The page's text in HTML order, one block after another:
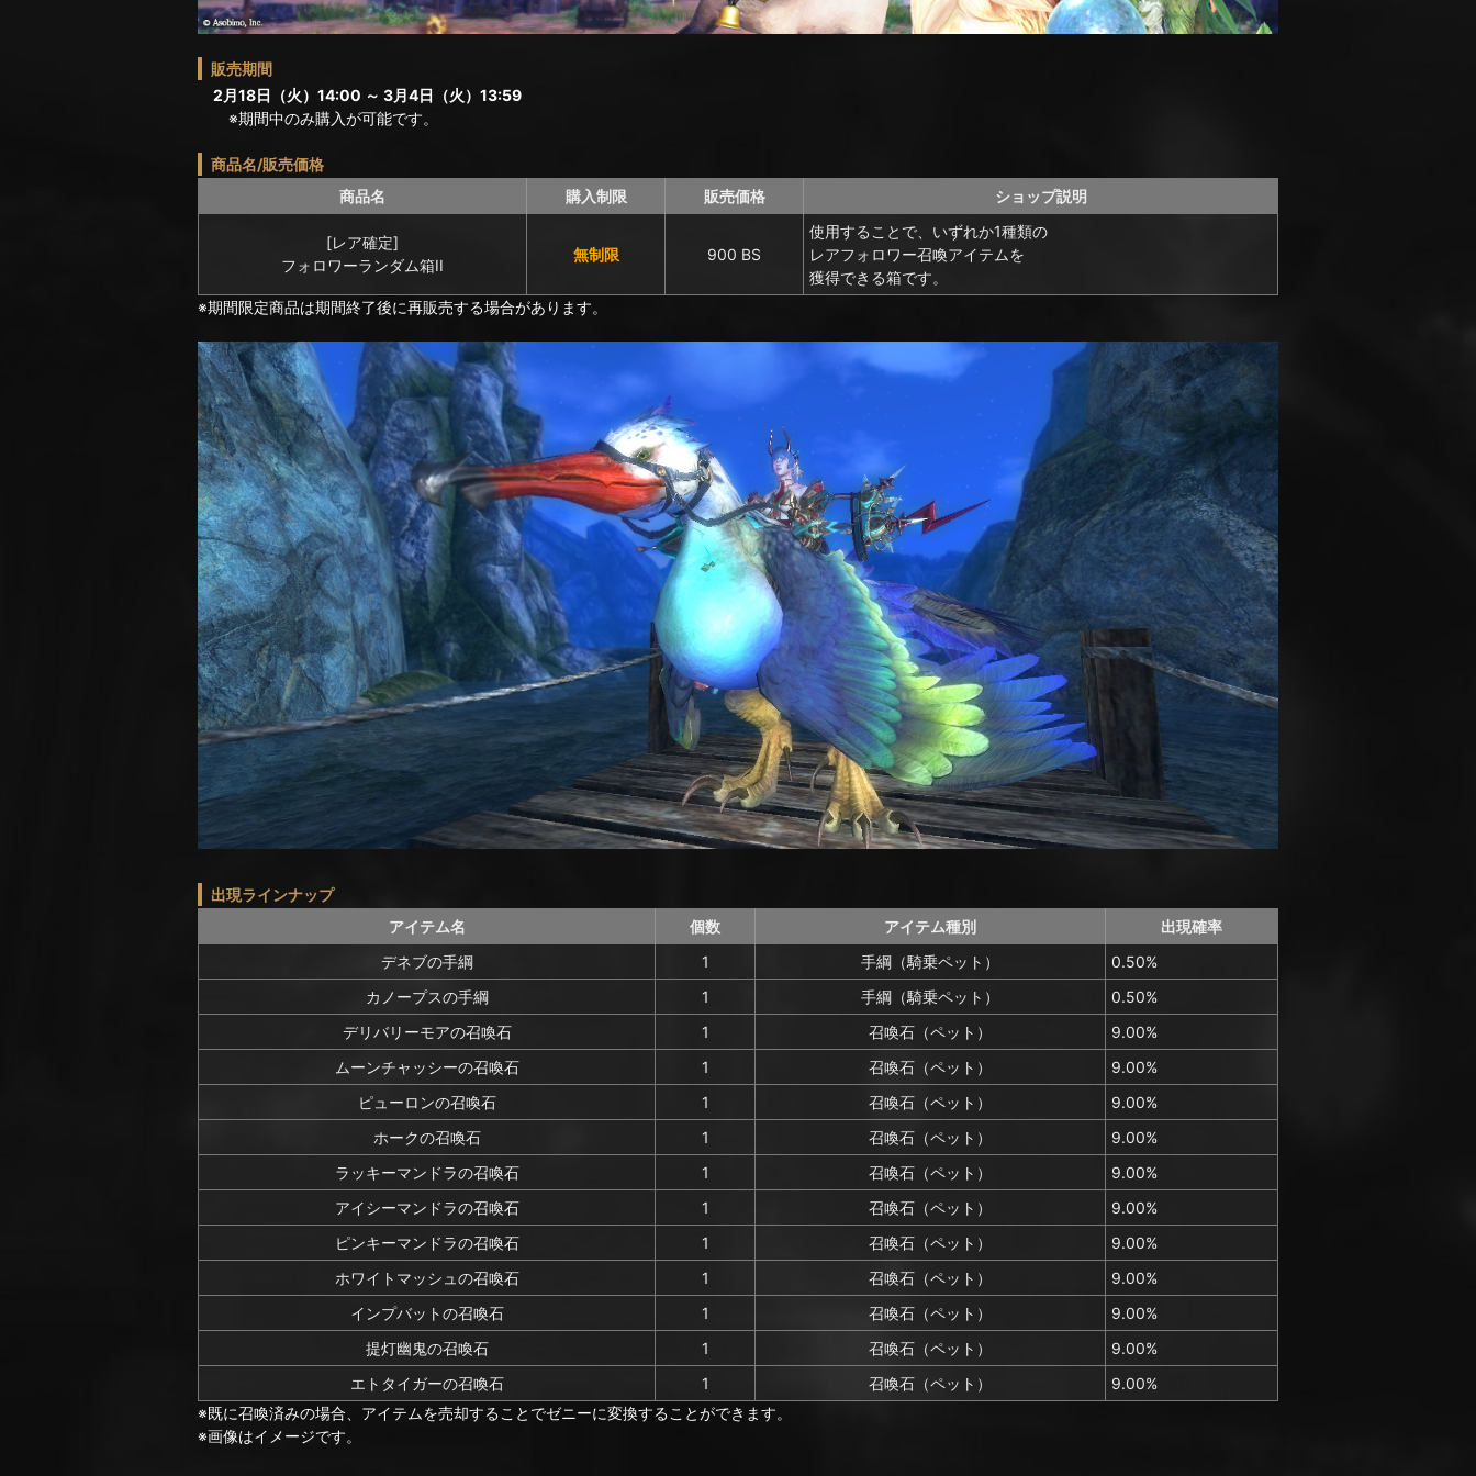
販売期間
2月18日（火）14:00 ～ 3月4日（火）13:59
※期間中のみ購入が可能です。
商品名/販売価格
商品名
購入制限 販売価格 ショップ説明
[レア確定]
フォロワーランダム箱II
無制限 900 BS
使用することで、いずれか1種類の
レアフォロワー召喚アイテムを
獲得できる箱です。
※期間限定商品は期間終了後に再販売する場合があります。
出現ラインナップ
アイテム名
個数 アイテム種別
出現確率
デネブの手綱
1 手綱（騎乗ペット）
0.50%
カノープスの手綱
1 手綱（騎乗ペット）
0.50%
デリバリーモアの召喚石
1 召喚石（ペット）
9.00%
ムーンチャッシーの召喚石
1 召喚石（ペット）
9.00%
ピューロンの召喚石
1 召喚石（ペット）
9.00%
ホークの召喚石
1 召喚石（ペット）
9.00%
ラッキーマンドラの召喚石
1 召喚石（ペット）
9.00%
アイシーマンドラの召喚石
1 召喚石（ペット）
9.00%
ピンキーマンドラの召喚石
1 召喚石（ペット）
9.00%
ホワイトマッシュの召喚石
1 召喚石（ペット）
9.00%
インプバットの召喚石
1 召喚石（ペット）
9.00%
提灯幽鬼の召喚石
1 召喚石（ペット）
9.00%
エトタイガーの召喚石
1 召喚石（ペット）
9.00%
※既に召喚済みの場合、アイテムを売却することでゼニーに変換することができます。
※画像はイメージです。